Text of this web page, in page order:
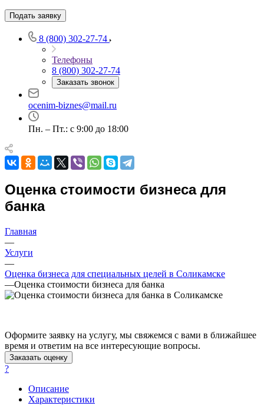
Подать заявку
8 (800) 302-27-74
Телефоны
8 (800) 302-27-74
Заказать звонок
ocenim-biznes@mail.ru
Пн. – Пт.: с 9:00 до 18:00
Оценка стоимости бизнеса для
банка
Главная
—
Услуги
—
Оценка бизнеса для специальных целей в Соликамске
—Оценка стоимости бизнеса для банка
Оформите заявку на услугу, мы свяжемся с вами в ближайшее
время и ответим на все интересующие вопросы.
Заказать оценку
?
Описание
Характеристики
Азов
Аксай
Альметьевск
Анжеро-Судженск
Апатиты
Апрелевка
Арамиль
Арзамас
Архангельск
Асбест
Асино
Астрахань
Ахтубинск
Аша
Баймак
Балабаново
Балаково
Балашиха
Барнаул
Батайск
Бахчисарай
Белая Калитва
Белгород
Белебей